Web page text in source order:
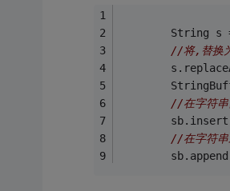
String s
//将,替换
//在字符串
//在字符串